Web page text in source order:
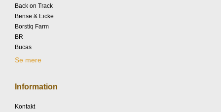
Back on Track
Bense & Eicke
Borstiq Farm
BR
Bucas
Se mere
Information
Kontakt